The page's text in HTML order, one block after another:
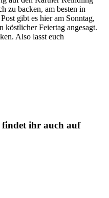
zu backen, am besten in
gibt es hier am Sonntag,
Feiertag angesagt.
Also lasst euch
findet ihr auch auf